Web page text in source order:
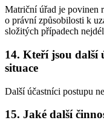
Matriční úřad je povinen
o právní způsobilosti k
složitých případech
14. Kteří jsou další
situace
Další účastníci postupu
15. Jaké další